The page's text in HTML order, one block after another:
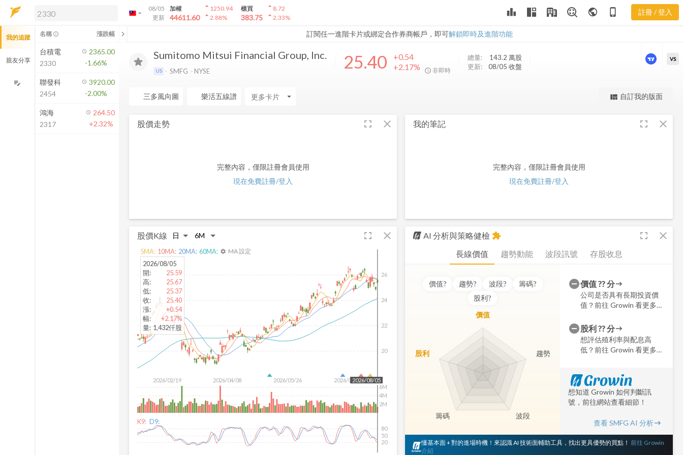
arrow_drop_down
08/05
更新
加權
44611.60
arrow_drop_up1250.94
arrow_drop_up2.88%
櫃買
383.75
arrow_drop_up8.72
arrow_drop_up2.33% leaderboard public phone_iphone 註冊 / 登入
訂閱任一進階卡片或綁定合作券商帳戶，即可解鎖即時及進階功能
解鎖即時行情及進階功能
方案」，即可解鎖以下功能：
即時行情
即時市況與排行
成交金額熱力圖
前往方案訂閱
如何綁定合作券商
SMFG
Sumitomo Mitsui Financial Group, Inc.
US SMFG NYSE 25.40
+0.54
+2.17%
非即時
總量: 143.2 萬股
更新:
08/05 收盤
更強大的進階價量圖表
VS
三多風向圖 樂活五線譜 arrow_drop_down view_quilt 自訂我的版面
股價走勢 fullscreen close
完整內容，僅限註冊會員使用
現在免費註冊/登入
股價K線 fullscreen close
2026/02/19 2026/04/08 2026/05/26 2026/07/14
20
22
24
26
2026/08/05
2M
4M
6M
2026/08/05
開:
25.59
高:
25.67
低:
25.37
收:
25.40
漲:
+0.54
幅:
+2.17%
量: 1,432仟股
5MA: 10MA: 20MA: 60MA: settings MA 設定
K9: D9:
20
50
80
我的筆記 fullscreen close
完整內容，僅限註冊會員使用
現在免費註冊/登入
AI 分析與策略健檢 fullscreen close
extension
長線價值 趨勢動能 波段訊號 存股收息
價值? 趨勢? 波段? 籌碼?
股利?
價值
趨勢
波段
籌碼
股利
價值??分
公司是否具有長期投資價
值？前往 Growin 看更多細
股利??分
想評估殖利率與配息高
低？前往 Growin 看更多細
想知道 Growin 如何判斷訊
號，前往網站查看細節！
查看 SMFG AI 分析
懂基本面 + 對的進場時機！來認識 AI 技術面輔助工具，找出更具優勢的買點！ 前往 Growin
介紹
我的追蹤
親友分享
edit_note
名稱 info_outline 漲跌幅 chevron_left
台積電
2330
2365.00
-1.66%
聯發科
2454
3920.00
-2.00%
鴻海
2317
264.50
+2.32%